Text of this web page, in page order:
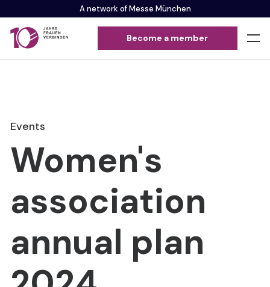
A network of Messe München
Become a member
Events
Women's
association
annual plan